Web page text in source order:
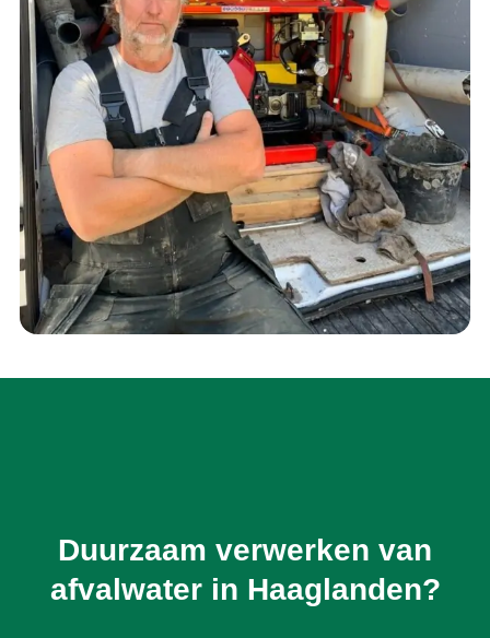
Duurzaam verwerken van
afvalwater in Haaglanden?